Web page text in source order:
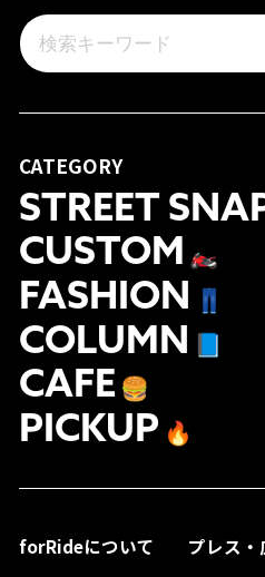
CATEGORY
STREET
CUSTOM 🏍
FASHION 👖
COLUMN
CAFE 🍔
PICKUP 🔥
forRideについて
プレス・